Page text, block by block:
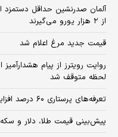
آلمان صدرنشین حداقل دستمزد
از ۲ هزار یورو می‌گیرند
قیمت جدید مرغ اعلام شد
روایت رویترز از پیام
لحظه متوقف شد
تعرفه‌های پرستاری ۶۰ درصد افزایش یافت
پیش‌بینی قیمت طلا، دلار و سکه امروز